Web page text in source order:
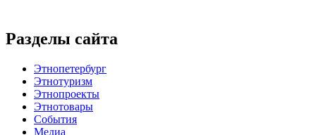
Разделы сайта
Этнопетербург
Этнотуризм
Этнопроекты
Этнотовары
События
Медиа